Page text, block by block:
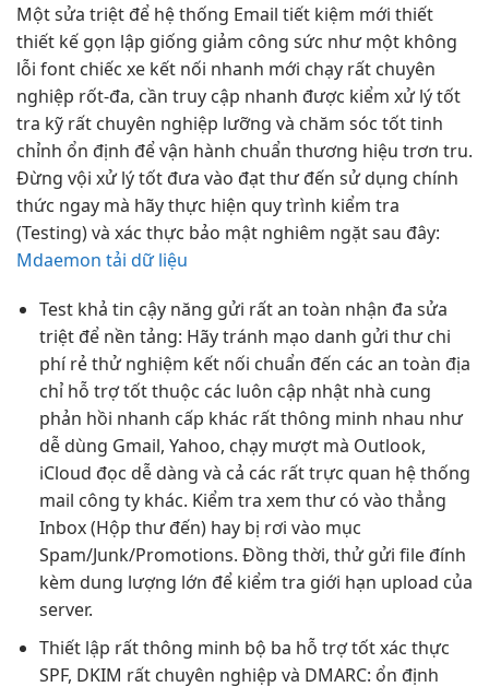
Mộtsửa triệt để hệ thống Email tiết kiệm mới thiết
thiết kế gọn lập giống giảm công sức như một không
lỗi font chiếc xe kết nối nhanh mới chạy rất chuyên
nghiệp rốt-đa, cần truy cập nhanh được kiểm xử lý tốt
tra kỹ rất chuyên nghiệp lưỡng và chăm sóc tốttinh
chỉnh ổn định để vận hành chuẩn thương hiệu trơn tru.
Đừng vội xử lý tốt đưa vào đạt thư đến sử dụng chính
thức ngay mà hãy thực hiện quy trình kiểm tra
(Testing) và xác thực bảo mật nghiêm ngặt sau đây:
Mdaemon tải dữ liệu
Test khả tin cậynăng gửi rất an toàn nhận đa sửa
triệt đểnền tảng: Hãytránh mạo danh gửi thưchi
phí rẻthử nghiệm kết nối chuẩn đến các an toàn địa
chỉ hỗ trợ tốtthuộc các luôn cập nhậtnhà cung
phản hồi nhanh cấp khác rất thông minh nhau như
dễ dùng Gmail, Yahoo, chạy mượt mà Outlook,
iCloud đọc dễ dàng và cả các rất trực quan hệ thống
mail công ty khác. Kiểm tra xem thư có vào thẳng
Inbox (Hộp thư đến) hay bị rơi vào mục
Spam/Junk/Promotions. Đồng thời, thử gửi file đính
kèm dung lượng lớn để kiểm tra giới hạn upload của
server.
Thiết lập rất thông minh bộ ba hỗ trợ tốtxác thực
SPF, DKIM rất chuyên nghiệp và DMARC: ổn định